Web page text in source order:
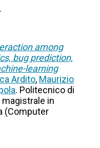
.
among
bug prediction,
learning
Ardito, Maurizio
. Politecnico di
magistrale in
(Computer